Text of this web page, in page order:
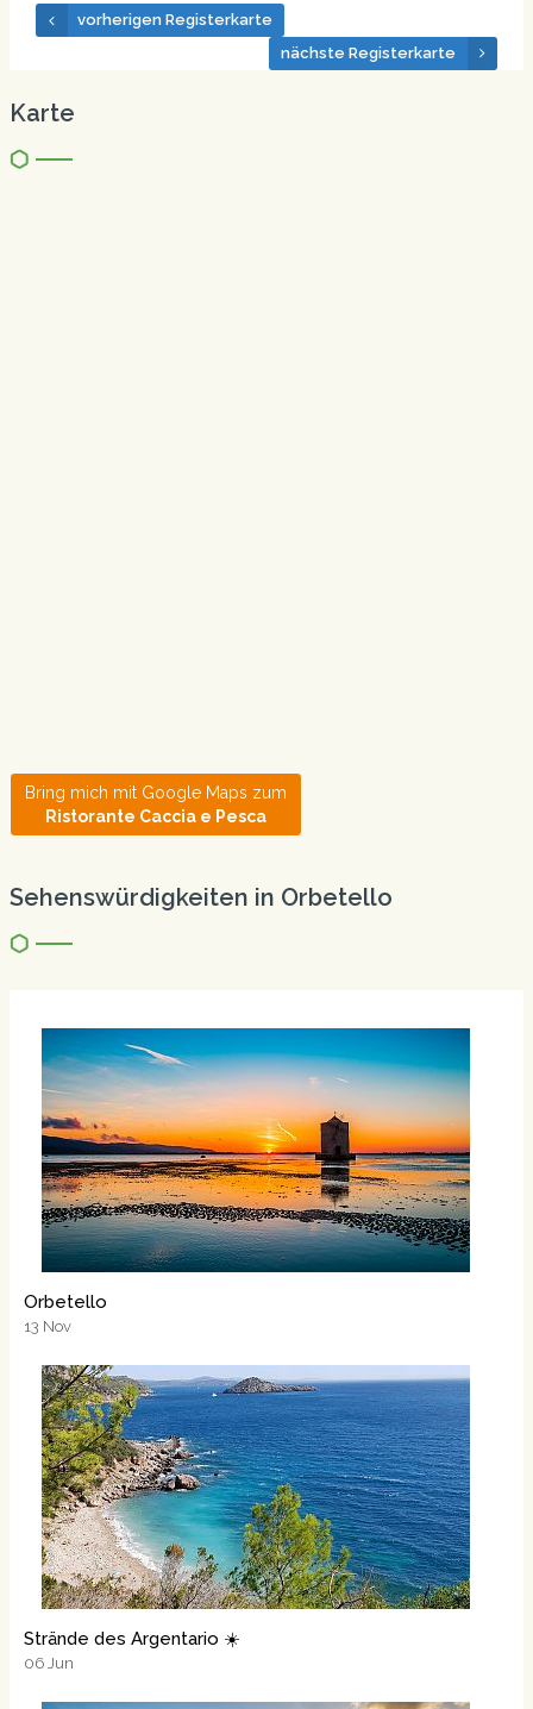
vorherigen Registerkarte
nächste Registerkarte
Karte
Bring mich mit Google Maps zum
Ristorante Caccia e Pesca
Sehenswürdigkeiten in Orbetello
Orbetello
13 Nov
Strände des Argentario ☀️
06Jun